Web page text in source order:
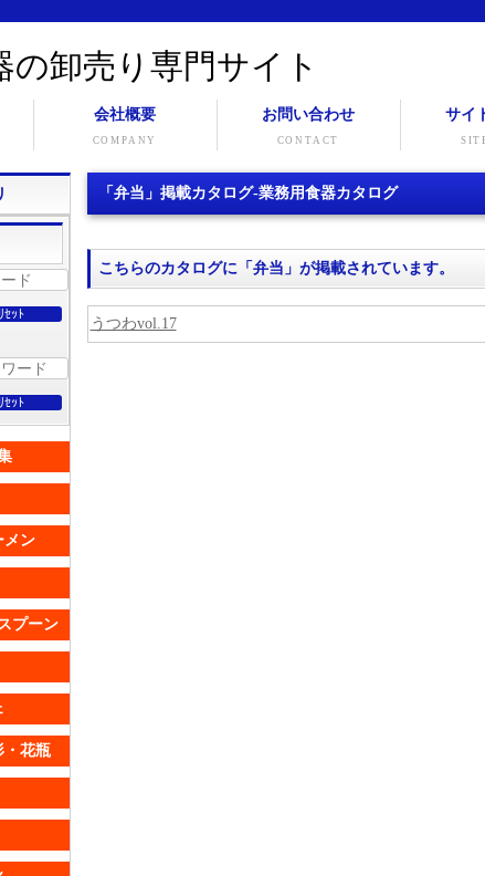
の卸売り専門サイト
会社概要
COMPANY
お問い合わせ
CONTACT
サイ
「弁当」掲載カタログ-業務用食器カタログ
こちらのカタログに「弁当」が掲載されています。
うつわvol.17
メン
プーン
・花瓶